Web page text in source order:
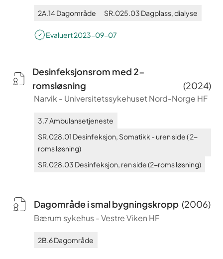
2A.14 Dagområde SR.025.03 Dagplass, dialyse
Evaluert2023-09-07
Desinfeksjonsrom med 2-
romsløsning
(2024)
Narvik - Universitetssykehuset Nord-Norge HF
3.7Ambulansetjeneste
SR.028.01 Desinfeksjon, Somatikk - uren side ( 2-
roms løsning)
SR.028.03 Desinfeksjon, ren side (2-roms løsning)
Dagområde i smal bygningskropp (2006)
Bærum sykehus-Vestre Viken HF
2B.6Dagområde